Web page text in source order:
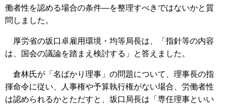
働者性を認める場合の条件―を整理すべきではないかと質
問しました。
厚労省の坂口卓雇用環境・均等局長は、「指針等の内容
は、国会の議論を踏まえ検討する」と答えました。
倉林氏が「名ばかり理事」の問題について、理事長の指
揮命令に従い、人事権や予算執行権がない場合、労働者性
は認められるかとただすと、坂口局長は「専任理事といい